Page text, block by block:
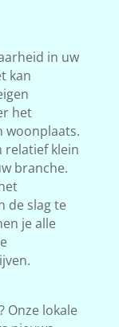
in uw
kan
het
woonplaats.
relatief klein
branche.
de slag te
je alle
Onze lokale